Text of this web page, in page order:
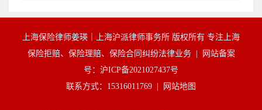
上海保险律师姜瑛｜上海沪派律师事务所 版权所有 专注上海
保险拒赔、保险理赔、保险合同纠纷法律业务 |
网站备案
号：沪ICP备2021027437号
联系方式：15316011769 |
网站地图